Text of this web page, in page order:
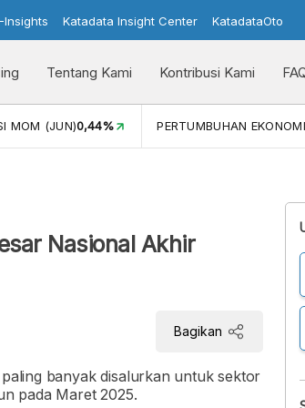
Insights Katadata Insight Center KatadataOto
Tentang Kami Kontribusi Kami
MOM (JUN)0,44% PERTUMBUHAN EKONOMI
Nasional Akhir
Bagikan
banyak disalurkan untuk sektor
pada Maret 2025.